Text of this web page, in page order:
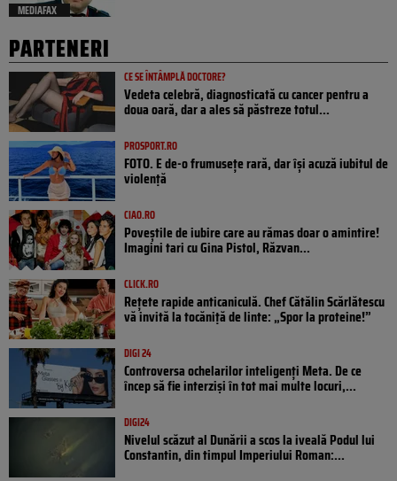
MEDIAFAX
PARTENERI
CE SE ÎNTÂMPLĂ DOCTORE?
Vedeta celebră, diagnosticată cu cancer pentru a
doua oară, dar a ales să păstreze totul...
PROSPORT.RO
FOTO. E de-o frumusețe rară, dar își acuză iubitul de
violență
CIAO.RO
Poveştile de iubire care au rămas doar o amintire!
Imagini tari cu Gina Pistol, Răzvan...
CLICK.RO
Rețete rapide anticaniculă. Chef Cătălin Scărlătescu
vă invită la tocăniță de linte: „Spor la proteine!”
DIGI 24
Controversa ochelarilor inteligenți Meta. De ce
încep să fie interziși în tot mai multe locuri,...
DIGI24
Nivelul scăzut al Dunării a scos la iveală Podul lui
Constantin, din timpul Imperiului Roman:...